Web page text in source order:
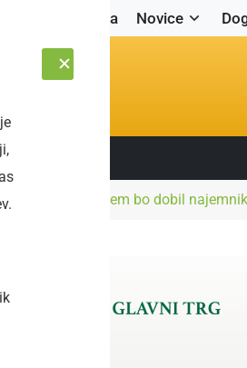
Naslovnica Novice
Dvorec Jeruzalem bo dobil